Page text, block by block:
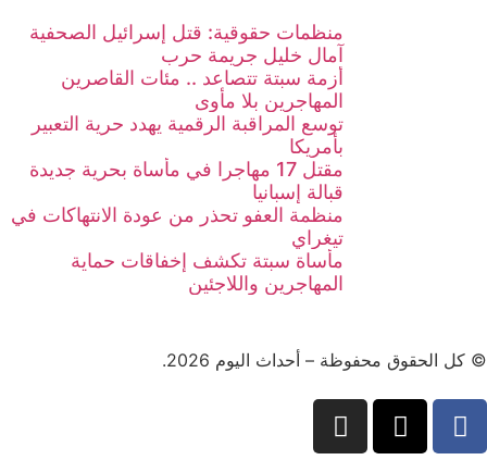
منظمات حقوقية: قتل إسرائيل الصحفية
آمال خليل جريمة حرب
أزمة سبتة تتصاعد .. مئات القاصرين
المهاجرين بلا مأوى
توسع المراقبة الرقمية يهدد حرية التعبير
بأمريكا
مقتل 17 مهاجرا في مأساة بحرية جديدة
قبالة إسبانيا
منظمة العفو تحذر من عودة الانتهاكات في
تيغراي
مأساة سبتة تكشف إخفاقات حماية
المهاجرين واللاجئين
© كل الحقوق محفوظة – أحداث اليوم 2026.